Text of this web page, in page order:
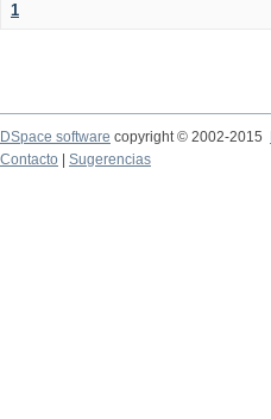
1
DSpace software copyright © 2002-2015
Contacto
Sugerencias